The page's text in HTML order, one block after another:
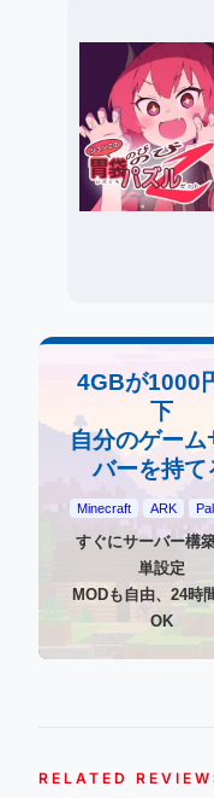
4GBが1000
下
自分のゲーム
バーを持て
Minecraft ARK
すぐにサーバー構
単設定
MODも自由、24時
OK
RELATED